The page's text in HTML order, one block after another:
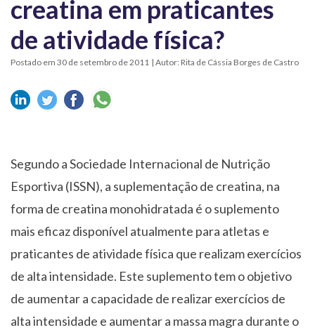
creatina em praticantes
de atividade física?
Postado em 30 de setembro de 2011 | Autor: Rita de Cássia Borges de Castro
Segundo a Sociedade Internacional de Nutrição
Esportiva (ISSN), a suplementação de creatina, na
forma de creatina monohidratada é o suplemento
mais eficaz disponível atualmente para atletas e
praticantes de atividade física que realizam exercícios
de alta intensidade. Este suplemento tem o objetivo
de aumentar a capacidade de realizar exercícios de
alta intensidade e aumentar a massa magra durante o